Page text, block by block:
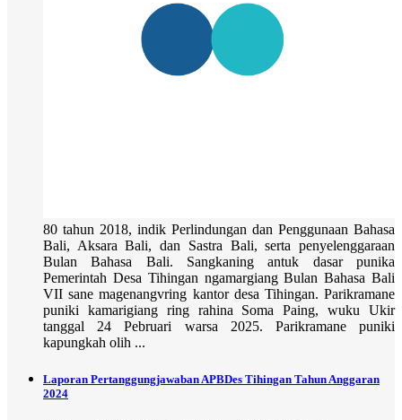
80 tahun 2018, indik Perlindungan dan Penggunaan Bahasa
Bali, Aksara Bali, dan Sastra Bali, serta penyelenggaraan
Bulan Bahasa Bali. Sangkaning antuk dasar punika
Pemerintah Desa Tihingan ngamargiang Bulan Bahasa Bali
VII sane magenangvring kantor desa Tihingan. Parikramane
puniki kamarigiang ring rahina Soma Paing, wuku Ukir
tanggal 24 Pebruari warsa 2025. Parikramane puniki
kapungkah olih ...
Laporan Pertanggungjawaban APBDes Tihingan Tahun Anggaran
2024